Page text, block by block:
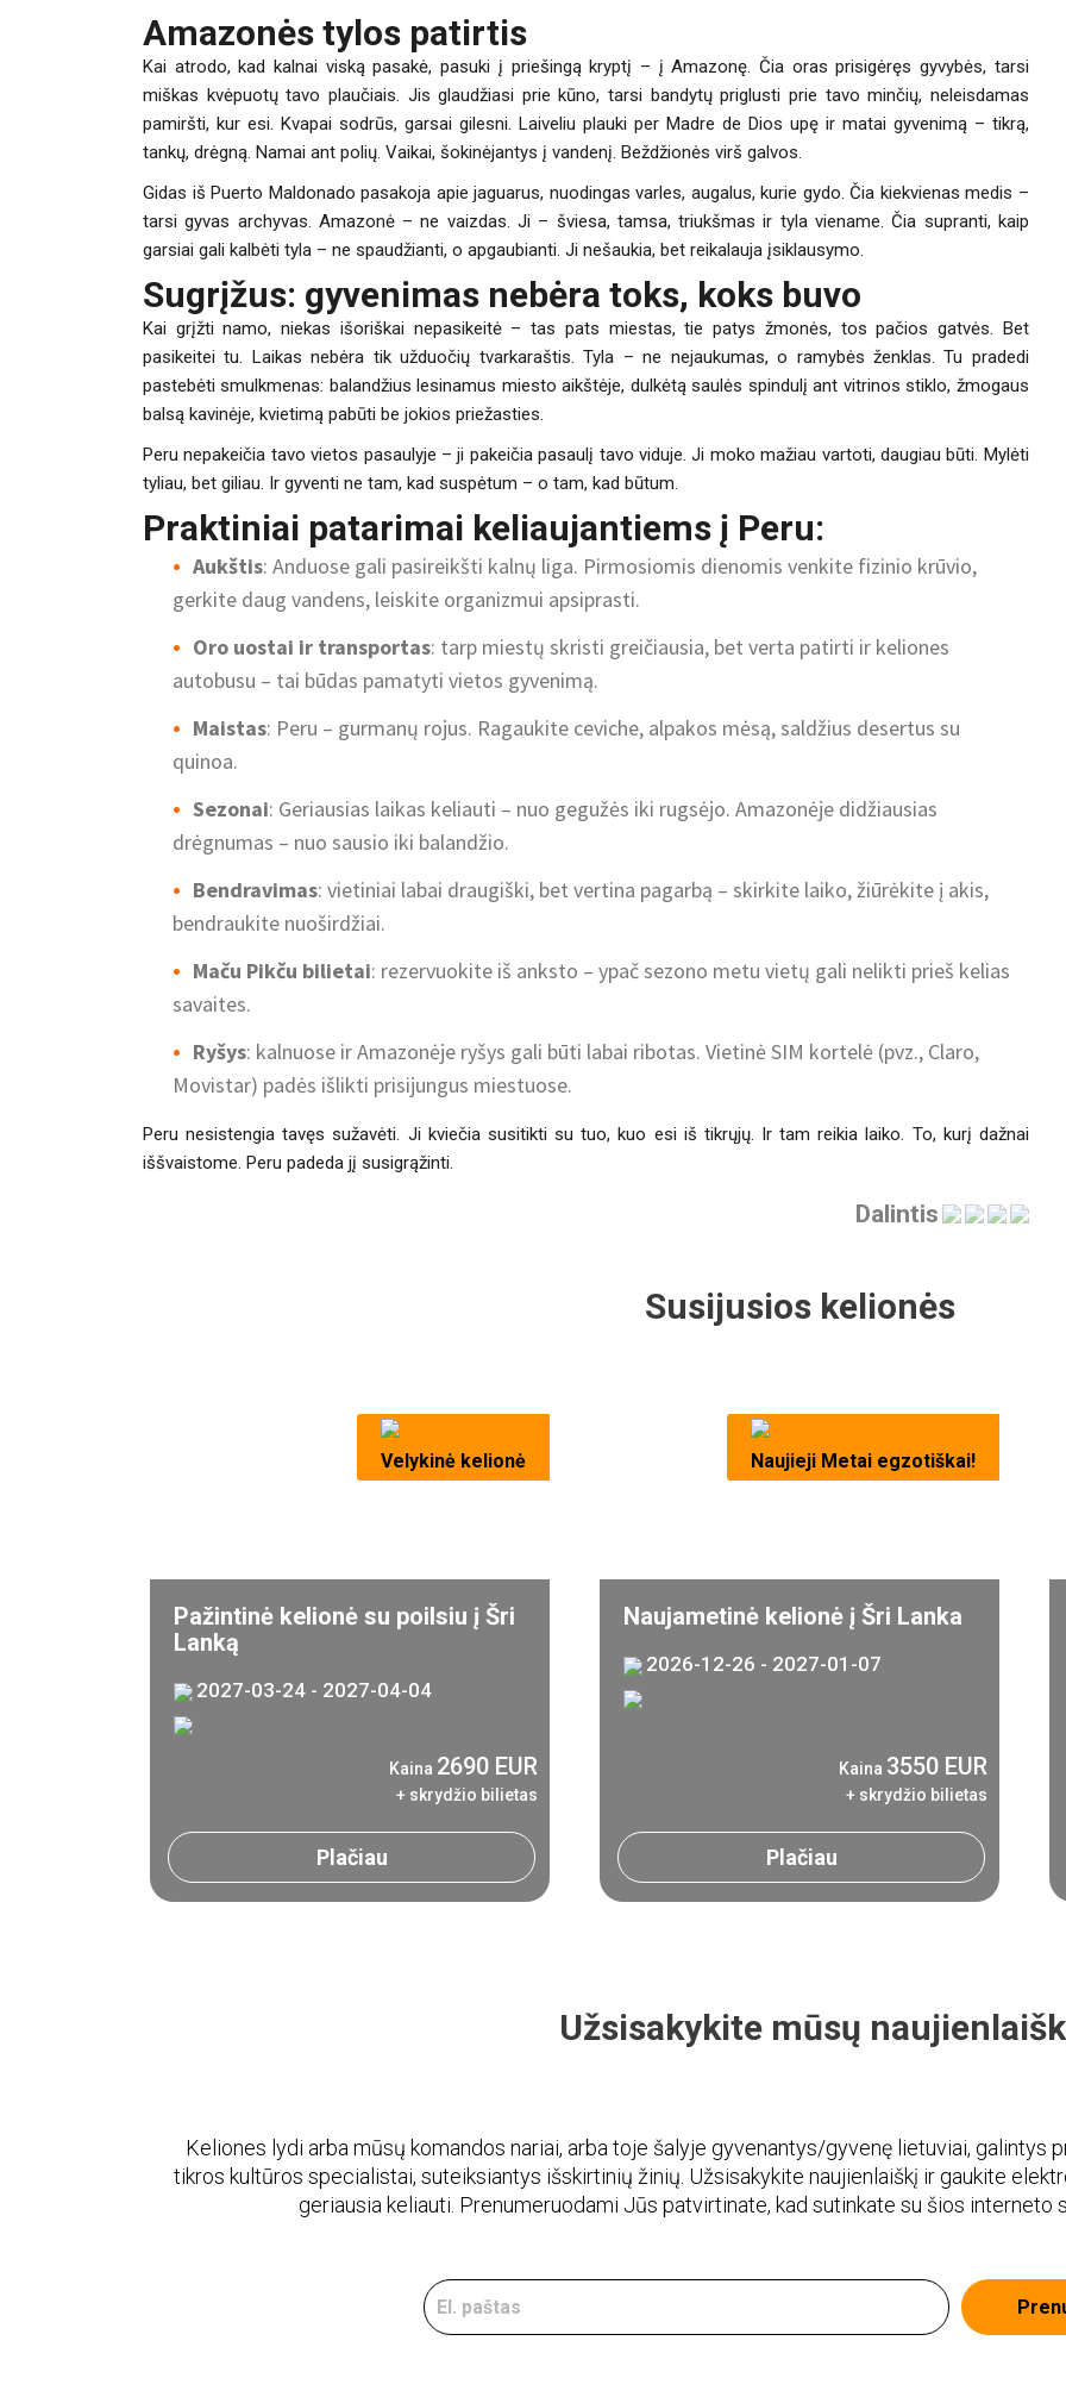
Amazonės tylos patirtis
Kai atrodo, kad kalnai viską pasakė, pasuki į priešingą kryptį – į Amazonę. Čia oras prisigėręs gyvybės, tarsi
miškas kvėpuotų tavo plaučiais. Jis glaudžiasi prie kūno, tarsi bandytų priglusti prie tavo minčių, neleisdamas
pamiršti, kur esi. Kvapai sodrūs, garsai gilesni. Laiveliu plauki per Madre de Dios upę ir matai gyvenimą – tikrą,
tankų, drėgną. Namai ant polių. Vaikai, šokinėjantys į vandenį. Beždžionės virš galvos.
Gidas iš Puerto Maldonado pasakoja apie jaguarus, nuodingas varles, augalus, kurie gydo. Čia kiekvienas medis –
tarsi gyvas archyvas. Amazonė – ne vaizdas. Ji – šviesa, tamsa, triukšmas ir tyla viename. Čia supranti, kaip
garsiai gali kalbėti tyla – ne spaudžianti, o apgaubianti. Ji nešaukia, bet reikalauja įsiklausymo.
Sugrįžus: gyvenimas nebėra toks, koks buvo
Kai grįžti namo, niekas išoriškai nepasikeitė – tas pats miestas, tie patys žmonės, tos pačios gatvės. Bet
pasikeitei tu. Laikas nebėra tik užduočių tvarkaraštis. Tyla – ne nejaukumas, o ramybės ženklas. Tu pradedi
pastebėti smulkmenas: balandžius lesinamus miesto aikštėje, dulkėtą saulės spindulį ant vitrinos stiklo, žmogaus
balsą kavinėje, kvietimą pabūti be jokios priežasties.
Peru nepakeičia tavo vietos pasaulyje – ji pakeičia pasaulį tavo viduje. Ji moko mažiau vartoti, daugiau būti. Mylėti
tyliau, bet giliau. Ir gyventi ne tam, kad suspėtum – o tam, kad būtum.
Praktiniai patarimai keliaujantiems į Peru:
Aukštis: Anduose gali pasireikšti kalnų liga. Pirmosiomis dienomis venkite fizinio krūvio,
gerkite daug vandens, leiskite organizmui apsiprasti.
Oro uostai ir transportas: tarp miestų skristi greičiausia, bet verta patirti ir keliones
autobusu – tai būdas pamatyti vietos gyvenimą.
Maistas: Peru – gurmanų rojus. Ragaukite ceviche, alpakos mėsą, saldžius desertus su
quinoa.
Sezonai: Geriausias laikas keliauti – nuo gegužės iki rugsėjo. Amazonėje didžiausias
drėgnumas – nuo sausio iki balandžio.
Bendravimas: vietiniai labai draugiški, bet vertina pagarbą – skirkite laiko, žiūrėkite į akis,
bendraukite nuoširdžiai.
Maču Pikču bilietai: rezervuokite iš anksto – ypač sezono metu vietų gali nelikti prieš kelias
savaites.
Ryšys: kalnuose ir Amazonėje ryšys gali būti labai ribotas. Vietinė SIM kortelė (pvz., Claro,
Movistar) padės išlikti prisijungus miestuose.
Peru nesistengia tavęs sužavėti. Ji kviečia susitikti su tuo, kuo esi iš tikrųjų. Ir tam reikia laiko. To, kurį dažnai
iššvaistome. Peru padeda jį susigrąžinti.
Dalintis
Susijusios kelionės
Velykinė kelionė
Pažintinė kelionė su poilsiu į Šri
Lanką
2027-03-24 - 2027-04-04
Kaina 2690 EUR
+ skrydžio bilietas
Plačiau
Naujieji Metai egzotiškai!
Naujametinė kelionė į Šri Lanka
2026-12-26 - 2027-01-07
Kaina 3550 EUR
+ skrydžio bilietas
Plačiau
Užsisakykite mūsų
Keliones lydi arba mūsų komandos nariai, arba toje šalyje gyvenantys/gyvenę lietuviai, galintys
tikros kultūros specialistai, suteiksiantys išskirtinių žinių. Užsisakykite naujienlaiškį ir gaukite
geriausia keliauti. Prenumeruodami Jūs patvirtinate, kad sutinkate su šios interneto